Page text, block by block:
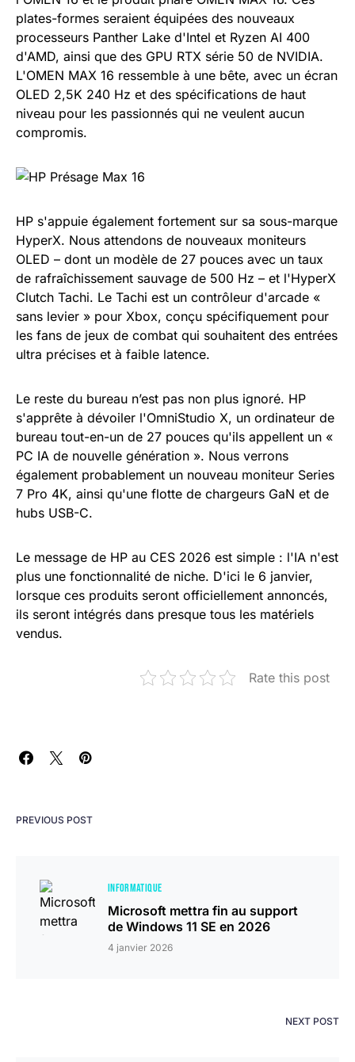
plates-formes seraient équipées des nouveaux
processeurs Panther Lake d'Intel et Ryzen AI 400
d'AMD, ainsi que des GPU RTX série 50 de NVIDIA.
L'OMEN MAX 16 ressemble à une bête, avec un écran
OLED 2,5K 240 Hz et des spécifications de haut
niveau pour les passionnés qui ne veulent aucun
compromis.
HP s'appuie également fortement sur sa sous-marque
HyperX. Nous attendons de nouveaux moniteurs
OLED – dont un modèle de 27 pouces avec un taux
de rafraîchissement sauvage de 500 Hz – et l'HyperX
Clutch Tachi. Le Tachi est un contrôleur d'arcade «
sans levier » pour Xbox, conçu spécifiquement pour
les fans de jeux de combat qui souhaitent des entrées
ultra précises et à faible latence.
Le reste du bureau n’est pas non plus ignoré. HP
s'apprête à dévoiler l'OmniStudio X, un ordinateur de
bureau tout-en-un de 27 pouces qu'ils appellent un «
PC IA de nouvelle génération ». Nous verrons
également probablement un nouveau moniteur Series
7 Pro 4K, ainsi qu'une flotte de chargeurs GaN et de
hubs USB-C.
Le message de HP au CES 2026 est simple : l'IA n'est
plus une fonctionnalité de niche. D'ici le 6 janvier,
lorsque ces produits seront officiellement annoncés,
ils seront intégrés dans presque tous les matériels
vendus.
Rate this post
PREVIOUS POST
INFORMATIQUE
Microsoft mettra fin au support
de Windows 11 SE en 2026
4 janvier 2026
NEXT POST